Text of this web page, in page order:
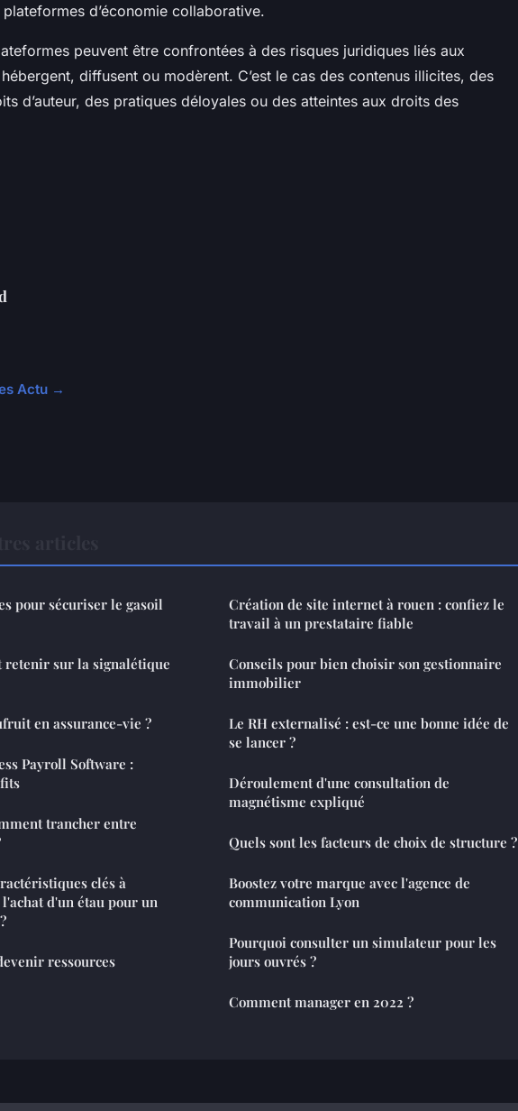
d’économie collaborative.
peuvent être confrontées à des risques juridiques liés aux
hébergent, diffusent ou modèrent. C’est le cas des contenus illicites, des
d’auteur, des pratiques déloyales ou des atteintes aux droits des
Actu →
pour sécuriser le gasoil
retenir sur la signalétique
en assurance-vie ?
Payroll Software :
trancher entre
clés à
d'un étau pour un
ressources
Création de site internet à rouen : confiez le
travail à un prestataire fiable
Conseils pour bien choisir son gestionnaire
immobilier
Le RH externalisé : est-ce une bonne idée de
se lancer ?
Déroulement d'une consultation de
magnétisme expliqué
Quels sont les facteurs de choix de structure ?
Boostez votre marque avec l'agence de
communication Lyon
Pourquoi consulter un simulateur pour les
jours ouvrés ?
Comment manager en 2022 ?